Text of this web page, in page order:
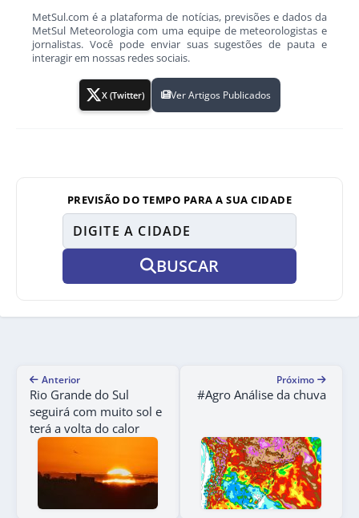
MetSul.com é a plataforma de notícias, previsões e dados da
MetSul Meteorologia com uma equipe de meteorologistas e
jornalistas. Você pode enviar suas sugestões de pauta e
interagir em nossas redes sociais.
X (Twitter) Ver Artigos Publicados
PREVISÃO DO TEMPO PARA A SUA CIDADE
BUSCAR
Anterior
Rio Grande do Sul
seguirá com muito sol e
terá a volta do calor
Próximo
#Agro Análise da chuva